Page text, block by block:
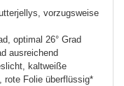
vorzugsweise
optimal 26° Grad
ausreichend
kaltweiße
rote Folie überflüssig*